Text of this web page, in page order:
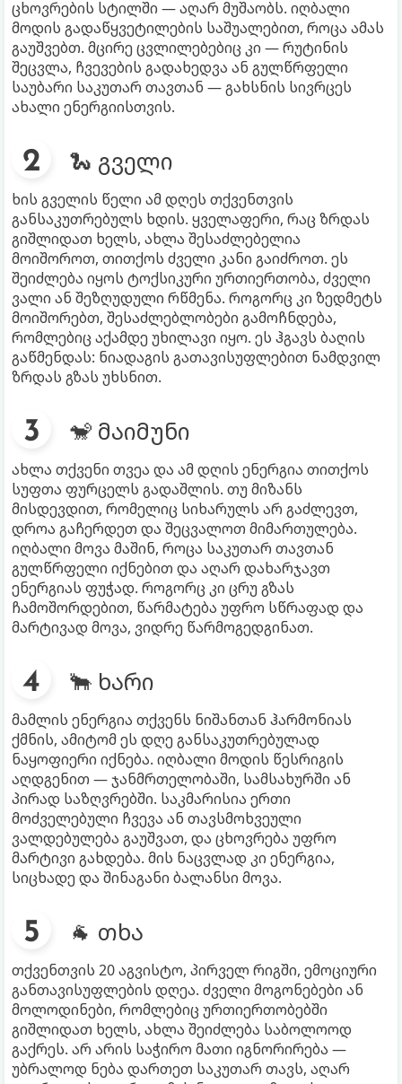
ცხოვრების სტილში — აღარ მუშაობს. იღბალი
მოდის გადაწყვეტილების საშუალებით, როცა ამას
გაუშვებთ. მცირე ცვლილებებიც კი — რუტინის
შეცვლა, ჩვევების გადახედვა ან გულწრფელი
საუბარი საკუთარ თავთან — გახსნის სივრცეს
ახალი ენერგიისთვის.
🐍 გველი
ხის გველის წელი ამ დღეს თქვენთვის
განსაკუთრებულს ხდის. ყველაფერი, რაც ზრდას
გიშლიდათ ხელს, ახლა შესაძლებელია
მოიშოროთ, თითქოს ძველი კანი გაიძროთ. ეს
შეიძლება იყოს ტოქსიკური ურთიერთობა, ძველი
ვალი ან შეზღუდული რწმენა. როგორც კი ზედმეტს
მოიშორებთ, შესაძლებლობები გამოჩნდება,
რომლებიც აქამდე უხილავი იყო. ეს ჰგავს ბაღის
გაწმენდას: ნიადაგის გათავისუფლებით ნამდვილ
ზრდას გზას უხსნით.
🐒 მაიმუნი
ახლა თქვენი თვეა და ამ დღის ენერგია თითქოს
სუფთა ფურცელს გადაშლის. თუ მიზანს
მისდევდით, რომელიც სიხარულს არ გაძლევთ,
დროა გაჩერდეთ და შეცვალოთ მიმართულება.
იღბალი მოვა მაშინ, როცა საკუთარ თავთან
გულწრფელი იქნებით და აღარ დახარჯავთ
ენერგიას ფუჭად. როგორც კი ცრუ გზას
ჩამოშორდებით, წარმატება უფრო სწრაფად და
მარტივად მოვა, ვიდრე წარმოგედგინათ.
🐂 ხარი
მამლის ენერგია თქვენს ნიშანთან ჰარმონიას
ქმნის, ამიტომ ეს დღე განსაკუთრებულად
ნაყოფიერი იქნება. იღბალი მოდის წესრიგის
აღდგენით — ჯანმრთელობაში, სამსახურში ან
პირად საზღვრებში. საკმარისია ერთი
მოძველებული ჩვევა ან თავსმოხვეული
ვალდებულება გაუშვათ, და ცხოვრება უფრო
მარტივი გახდება. მის ნაცვლად კი ენერგია,
სიცხადე და შინაგანი ბალანსი მოვა.
🐐 თხა
თქვენთვის 20 აგვისტო, პირველ რიგში, ემოციური
განთავისუფლების დღეა. ძველი მოგონებები ან
მოლოდინები, რომლებიც ურთიერთობებში
გიშლიდათ ხელს, ახლა შეიძლება საბოლოოდ
გაქრეს. არ არის საჭირო მათი იგნორირება —
უბრალოდ ნება დართეთ საკუთარ თავს, აღარ